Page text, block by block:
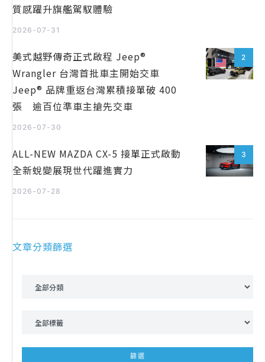
質感躍升旗艦駕馭體驗
2026-07-31
2
美式越野傳奇正式啟程 Jeep®
Wrangler 台灣首批車主開始交車
Jeep® 品牌重返台灣累積接單破 400
張 逾百位準車主搶先交車
2026-07-30
3
ALL-NEW MAZDA CX-5 接單正式啟動
全新蛻變展現世代躍進實力
2026-07-28
文章分類篩選